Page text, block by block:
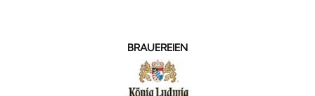
BRAUEREIEN